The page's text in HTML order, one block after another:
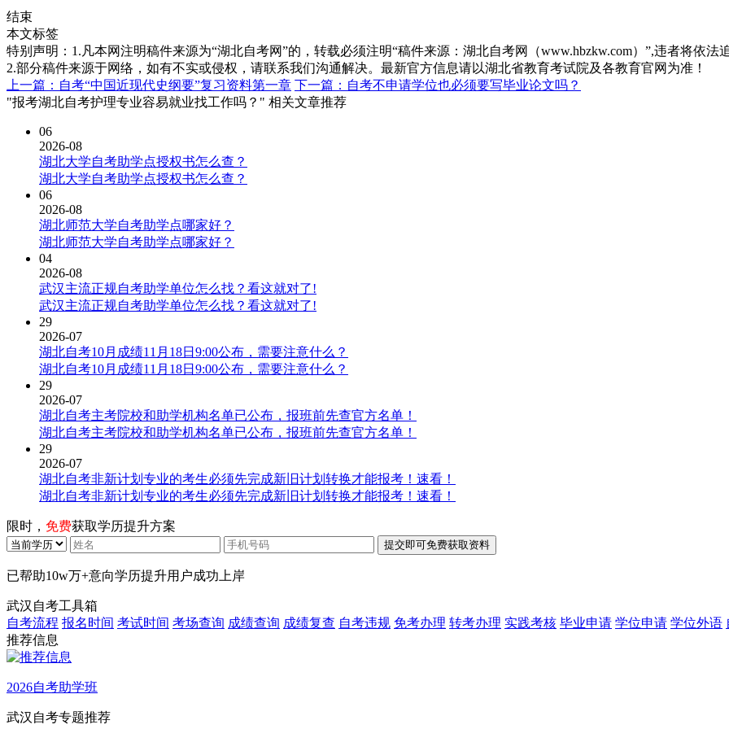
结束
本文标签
特别声明：1.凡本网注明稿件来源为“湖北自考网”的，转载必须注明“稿件来源：湖北自考网（www.hbzkw.com）”,违者将依法
2.部分稿件来源于网络，如有不实或侵权，请联系我们沟通解决。最新官方信息请以湖北省教育考试院及各教育官网为准！
上一篇：自考“中国近现代史纲要”复习资料第一章 下一篇：自考不申请学位也必须要写毕业论文吗？
"报考湖北自考护理专业容易就业找工作吗？" 相关文章推荐
06
2026-08
湖北大学自考助学点授权书怎么查？
湖北大学自考助学点授权书怎么查？
06
2026-08
湖北师范大学自考助学点哪家好？
湖北师范大学自考助学点哪家好？
04
2026-08
武汉主流正规自考助学单位怎么找？看这就对了!
武汉主流正规自考助学单位怎么找？看这就对了!
29
2026-07
湖北自考10月成绩11月18日9:00公布，需要注意什么？
湖北自考10月成绩11月18日9:00公布，需要注意什么？
29
2026-07
湖北自考主考院校和助学机构名单已公布，报班前先查官方名单！
湖北自考主考院校和助学机构名单已公布，报班前先查官方名单！
29
2026-07
湖北自考非新计划专业的考生必须先完成新旧计划转换才能报考！速看！
湖北自考非新计划专业的考生必须先完成新旧计划转换才能报考！速看！
限时， 免费获取学历提升方案
已帮助10w万+意向学历提升用户成功上岸
武汉自考工具箱
自考流程 报名时间 考试时间 考场查询 成绩查询 成绩复查 自考违规 免考办理 转考办理 实践考核 毕业申请 学位申请 学位外语
推荐信息
2026自考助学班
武汉自考专题推荐